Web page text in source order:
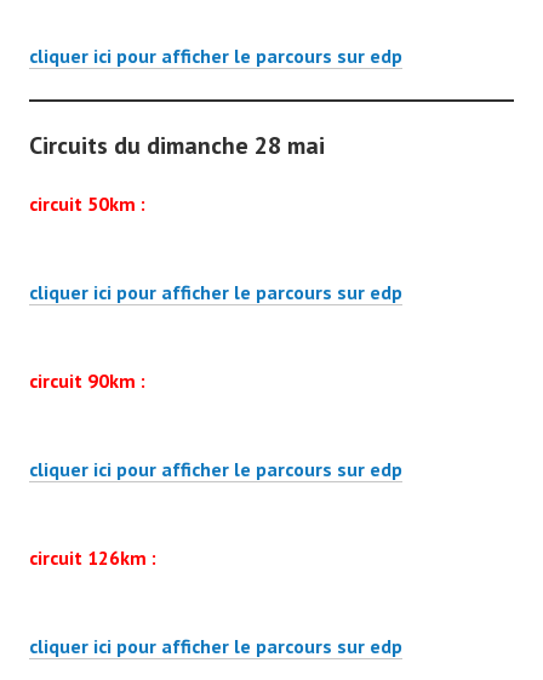
cliquer ici pour afficher le parcours sur edp
Circuits du dimanche 28 mai
circuit 50km :
cliquer ici pour afficher le parcours sur edp
circuit 90km :
cliquer ici pour afficher le parcours sur edp
circuit 126km :
cliquer ici pour afficher le parcours sur edp